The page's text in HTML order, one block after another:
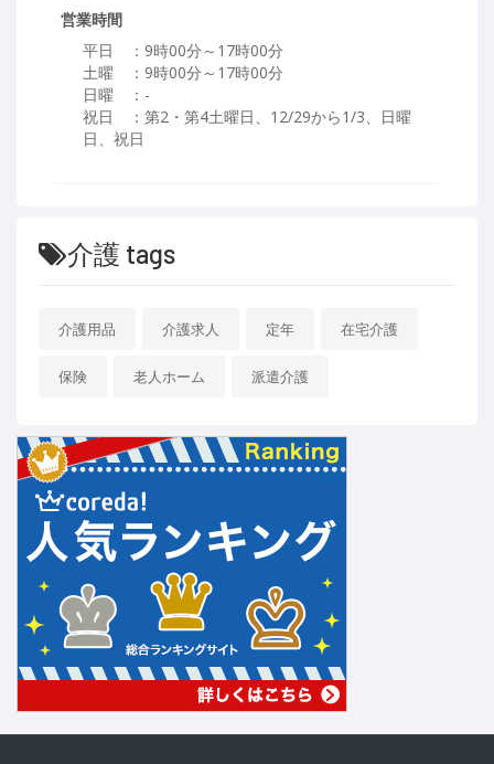
営業時間
平日 ：9時00分～17時00分
土曜 ：9時00分～17時00分
日曜 ：-
祝日 ：第2・第4土曜日、12/29から1/3、日曜
日、祝日
介護 tags
介護用品 介護求人 定年 在宅介護
保険 老人ホーム 派遣介護